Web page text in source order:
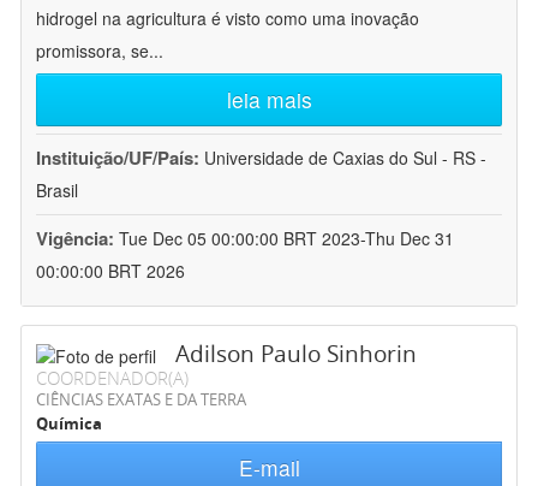
hidrogel na agricultura é visto como uma inovação
promissora, se...
leia mais
Instituição/UF/País: Universidade de Caxias do Sul - RS -
Brasil
Vigência: Tue Dec 05 00:00:00 BRT 2023-Thu Dec 31
00:00:00 BRT 2026
Adilson Paulo Sinhorin
COORDENADOR(A)
CIÊNCIAS EXATAS E DA TERRA
Química
E-mail